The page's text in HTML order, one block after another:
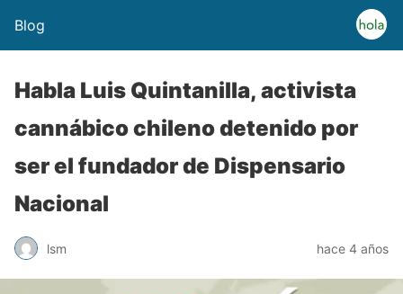
Blog
Habla Luis Quintanilla, activista
cannábico chileno detenido por
ser el fundador de Dispensario
Nacional
lsm hace 4 años